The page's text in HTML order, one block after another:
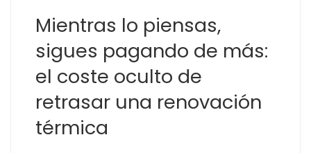
Mientras lo piensas,
sigues pagando de más:
el coste oculto de
retrasar una renovación
térmica